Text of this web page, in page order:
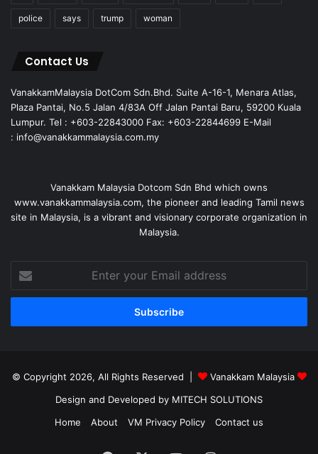
police says trump woman
Contact Us
VanakkamMalaysia DotCom Sdn.Bhd. Suite A-16-1, Menara Atlas,
Plaza Pantai, No.5 Jalan 4/83A Off Jalan Pantai Baru, 59200 Kuala
Lumpur. Tel : +603-22843000 Fax: +603-22844699 E-Mail
: info@vanakkammalaysia.com.my
Vanakkam Malaysia Dotcom Sdn Bhd which owns
www.vanakkammalaysia.com, the pioneer and leading Tamil news
site in Malaysia, is a vibrant and visionary corporate organization in
Malaysia.
your
Email
© Copyright 2026, All Rights Reserved |
Vanakkam Malaysia
Design and Developed by MITECH SOLUTIONS
Home
About VM Privacy Policy Contact us